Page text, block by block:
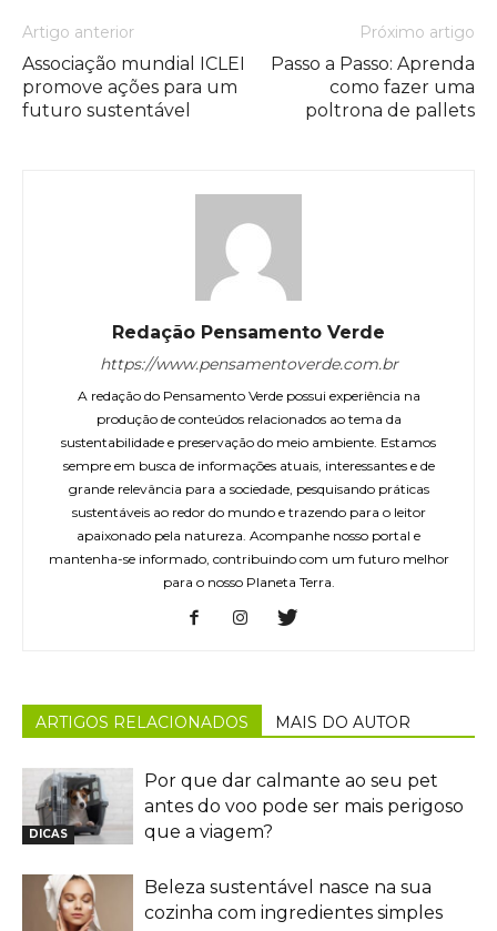
Artigo anterior
Associação mundial ICLEI
promove ações para um
futuro sustentável
Próximo artigo
Passo a Passo: Aprenda
como fazer uma
poltrona de pallets
Redação Pensamento Verde
https://www.pensamentoverde.com.br
A redação do Pensamento Verde possui experiência na
produção de conteúdos relacionados ao tema da
sustentabilidade e preservação do meio ambiente. Estamos
sempre em busca de informações atuais, interessantes e de
grande relevância para a sociedade, pesquisando práticas
sustentáveis ao redor do mundo e trazendo para o leitor
apaixonado pela natureza. Acompanhe nosso portal e
mantenha-se informado, contribuindo com um futuro melhor
para o nosso Planeta Terra.
ARTIGOS RELACIONADOS MAIS DO AUTOR
DICAS
Por que dar calmante ao seu pet
antes do voo pode ser mais perigoso
que a viagem?
Beleza sustentável nasce na sua
cozinha com ingredientes simples